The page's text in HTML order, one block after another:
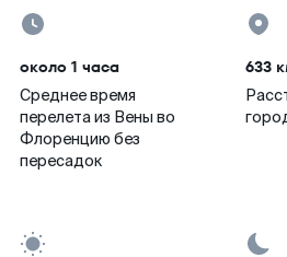
около 1 часа
Среднее время
перелета из Вены во
Флоренцию без
пересадок
633